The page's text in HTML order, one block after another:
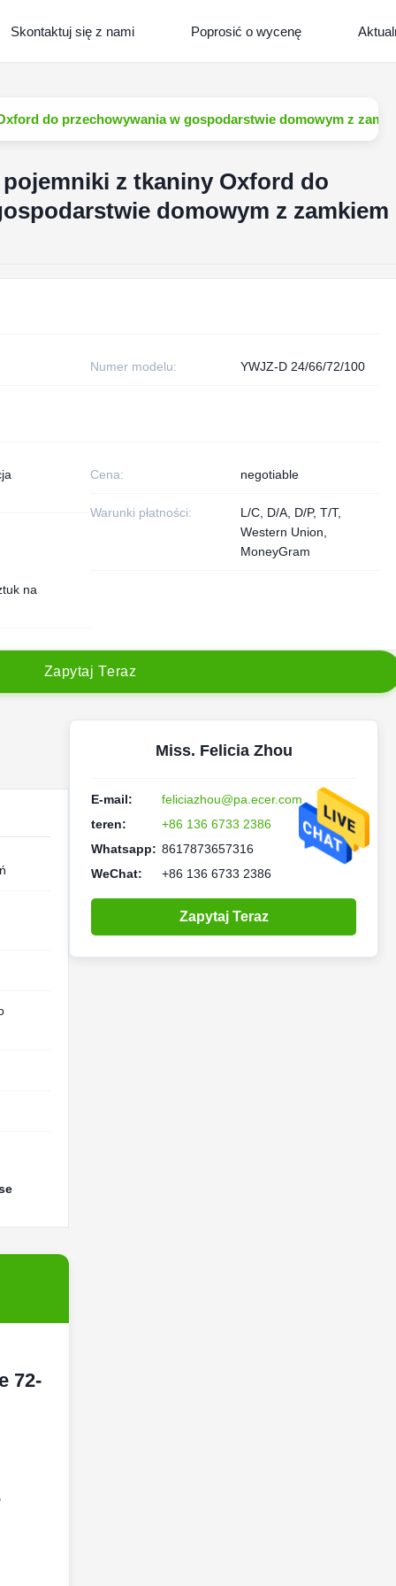
Skontaktuj się z nami Poprosić o wycenę
do przechowywania w gospodarstwie domowym z
pojemniki z tkaniny Oxford do
domowym z zamkiem
Numer modelu: YWJZ-D 24/66/72/100
Cena: negotiable
Warunki płatności:
L/C, D/A, D/P, T/T,
Western Union,
MoneyGram
na
Zapytaj Teraz
72-
Miss. Felicia Zhou
E-mail:
feliciazhou@pa.ecer.com
teren:
+86 136 6733 2386
Whatsapp: 8617873657316
WeChat:
+86 136 6733 2386
Zapytaj Teraz